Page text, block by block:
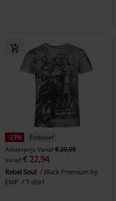
-23%
Exclusief
Adviesprijs Vanaf€ 29,99
Vanaf€ 22,94
Rebel Soul
Black Premium by
EMP
T-shirt